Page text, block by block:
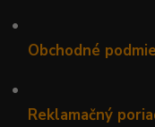
•
Obchodné
•
Reklamačný